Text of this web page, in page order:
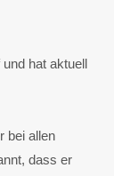
hat aktuell
bei allen
dass er